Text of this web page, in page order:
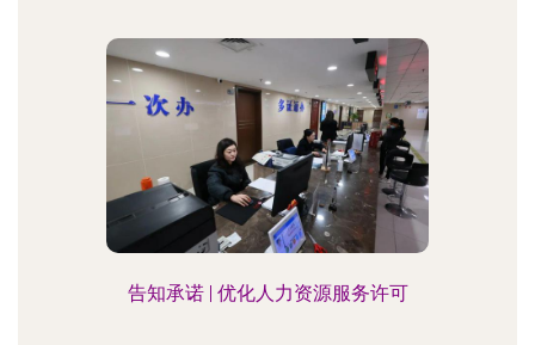
告知承诺 | 优化人力资源服务许可